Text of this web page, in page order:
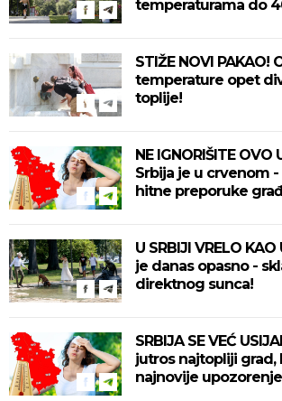
temperaturama do
STIŽE NOVI
temperature opet
toplije!
NE IGNORIŠITE OVO
Srbija je u crvenom
hitne preporuke
U SRBIJI VRELO
je danas opasno -
direktnog sunca!
SRBIJA SE VEĆ
jutros najtopliji grad,
najnovije upozorenje